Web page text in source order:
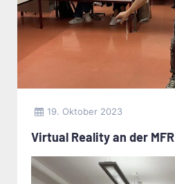
19. Oktober 2023
Virtual Reality an der MFR